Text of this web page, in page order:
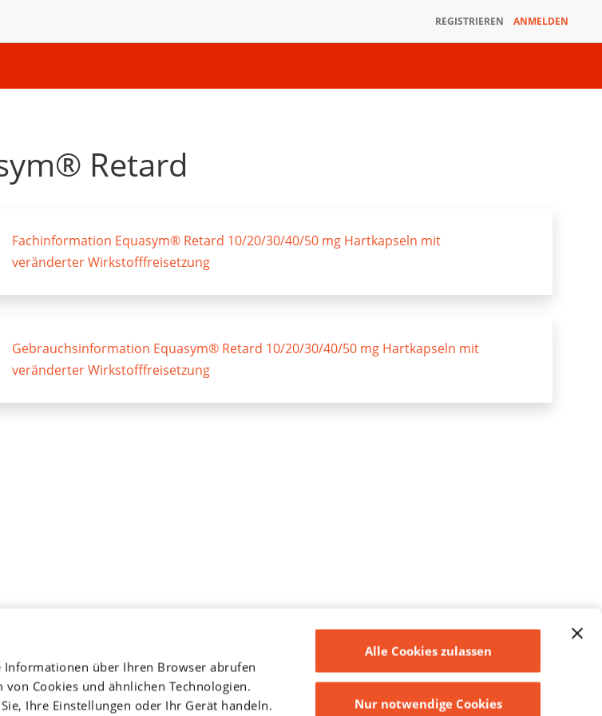
Informationen über Ihren Browser abrufen
Cookies und ähnlichen Technologien.
Ihre Einstellungen oder Ihr Gerät handeln.
Alle Cookies zulassen
Nur notwendige Cookies
REGISTRIEREN ANMELDEN
Retard
Fachinformation Equasym® Retard 10/20/30/40/50 mg Hartkapseln mit
veränderter Wirkstofffreisetzung
Gebrauchsinformation Equasym® Retard 10/20/30/40/50 mg Hartkapseln mit
veränderter Wirkstofffreisetzung